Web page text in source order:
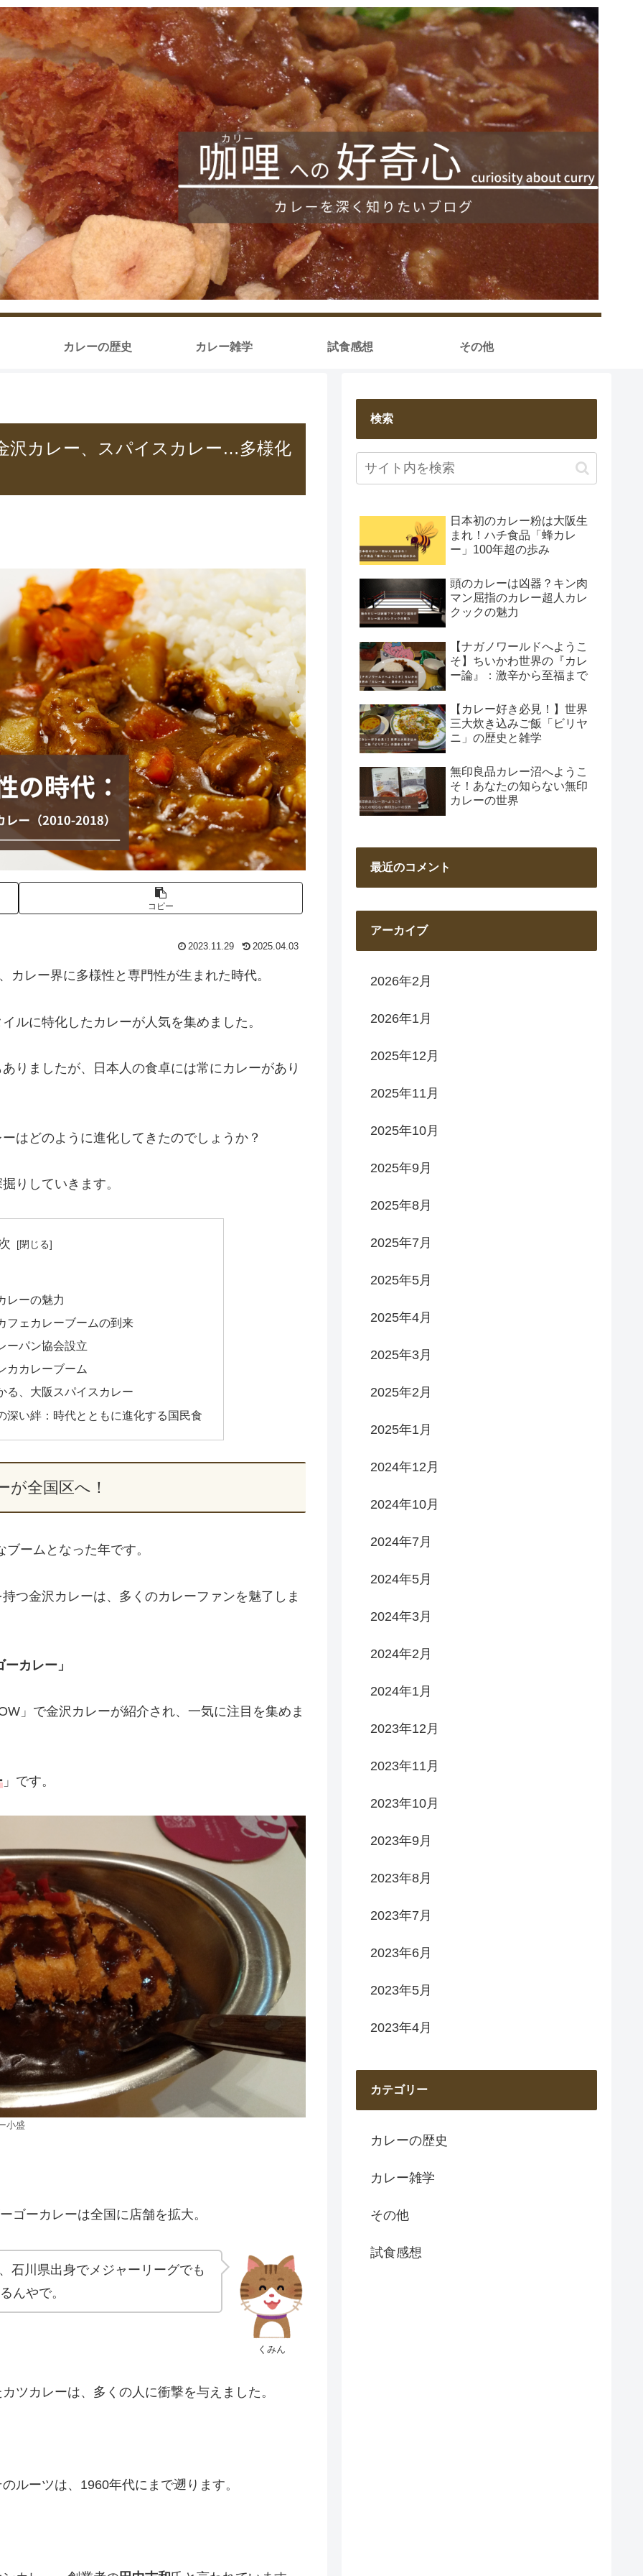
カレーの歴史 カレー雑学 試食感想 その他
沢カレー、スパイスカレー…多様化
コピー
2023.11.29 2025.04.03
レー界に多様性と専門性が生まれた時代。
ルに特化したカレーが人気を集めました。
りましたが、日本人の食卓には常にカレーがあり
はどのように進化してきたのでしょうか？
りしていきます。
レーの魅力
フェカレーブームの到来
ーパン協会設立
カカレーブーム
る、大阪スパイスカレー
い絆：時代とともに進化する国民食
が全国区へ！
ブームとなった年です。
つ金沢カレーは、多くのカレーファンを魅了しま
カレー」
」で金沢カレーが紹介され、一気に注目を集めま
」です。
小盛
ゴーカレーは全国に店舗を拡大。
くみん
石川県出身でメジャーリーグでも
んやで。
ツカレーは、多くの人に衝撃を与えました。
ルーツは、1960年代にまで遡ります。
検索
日本初のカレー粉は大阪生
まれ！ハチ食品「蜂カレ
ー」100年超の歩み
頭のカレーは凶器？キン肉
マン屈指のカレー超人カレ
クックの魅力
【ナガノワールドへようこ
そ】ちいかわ世界の『カレ
ー論』：激辛から至福まで
【カレー好き必見！】世界
三大炊き込みご飯「ビリヤ
ニ」の歴史と雑学
無印良品カレー沼へようこ
そ！あなたの知らない無印
カレーの世界
最近のコメント
アーカイブ
2026年2月
2026年1月
2025年12月
2025年11月
2025年10月
2025年9月
2025年8月
2025年7月
2025年5月
2025年4月
2025年3月
2025年2月
2025年1月
2024年12月
2024年10月
2024年7月
2024年5月
2024年3月
2024年2月
2024年1月
2023年12月
2023年11月
2023年10月
2023年9月
2023年8月
2023年7月
2023年6月
2023年5月
2023年4月
カテゴリー
カレーの歴史
カレー雑学
その他
試食感想